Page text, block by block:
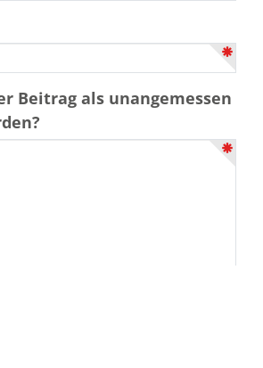
Beitrag als unangemessen